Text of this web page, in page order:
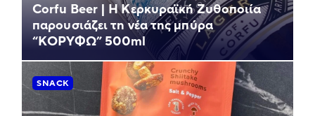
Corfu Beer | Η Κερκυραϊκή Ζυθοποιία
παρουσιάζει τη νέα της μπύρα
“ΚΟΡΥΦΩ” 500ml
SNACK